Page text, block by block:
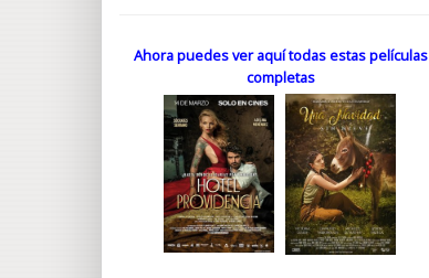
Ahora puedes ver aquí todas estas películas
completas